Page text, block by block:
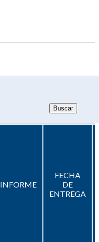
INFORME
FECHA
DE
ENTREGA